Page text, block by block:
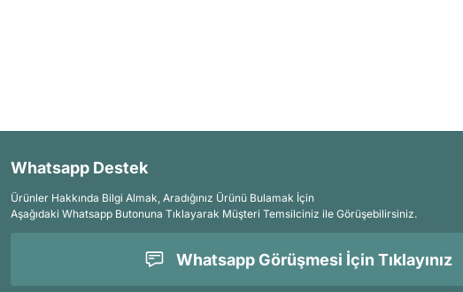
Whatsapp Destek
Ürünler Hakkında Bilgi Almak, Aradığınız Ürünü Bulamak İçin
Aşağıdaki Whatsapp Butonuna Tıklayarak Müşteri Temsilciniz ile Görüşebilirsiniz.
Whatsapp Görüşmesi İçin Tıklayınız